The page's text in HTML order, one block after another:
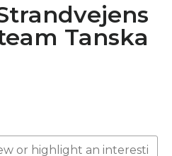
Tanska